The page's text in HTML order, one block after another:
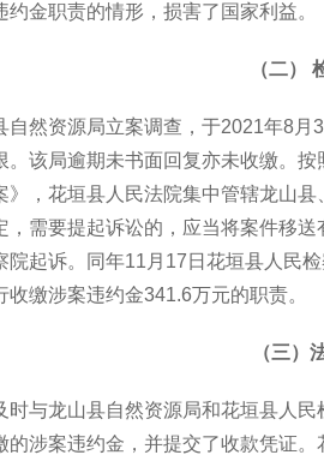
金职责的情形，损害了国家利益。
（二）
自然资源局立案调查，于2021年8
。该局逾期未书面回复亦未收缴。
》，花垣县人民法院集中管辖龙山
，需要提起诉讼的，应当将案件移
院起诉。同年11月17日花垣县人民
缴涉案违约金341.6万元的职责。
（三）
时与龙山县自然资源局和花垣县人
的涉案违约金，并提交了收款凭证